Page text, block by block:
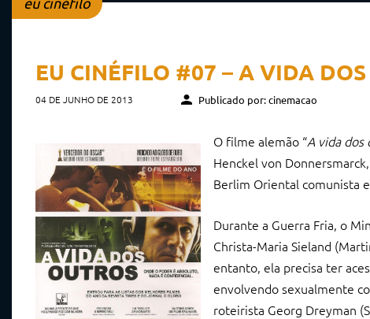
EU CINÉFILO #07 – A VIDA
04 DE JUNHO DE 2013 Publicado por: cinemacao
O filme alemão “A vida dos
Henckel von
Berlim Oriental comunista
Durante a Guerra Fria, o
Christa-Maria Sieland
entanto, ela precisa ter
envolvendo sexualmente
roteirista Georg Dreyman